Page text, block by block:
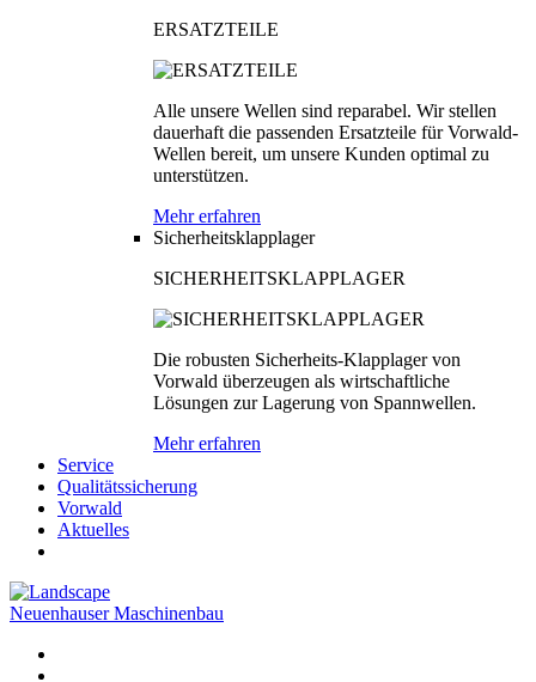
ERSATZTEILE
Alle unsere Wellen sind reparabel. Wir stellen
dauerhaft die passenden Ersatzteile für Vorwald-
Wellen bereit, um unsere Kunden optimal zu
unterstützen.
Mehr erfahren
Sicherheitsklapplager
SICHERHEITSKLAPPLAGER
Die robusten Sicherheits-Klapplager von
Vorwald überzeugen als wirtschaftliche
Lösungen zur Lagerung von Spannwellen.
Mehr erfahren
Service
Qualitätssicherung
Vorwald
Aktuelles
Neuenhauser Maschinenbau